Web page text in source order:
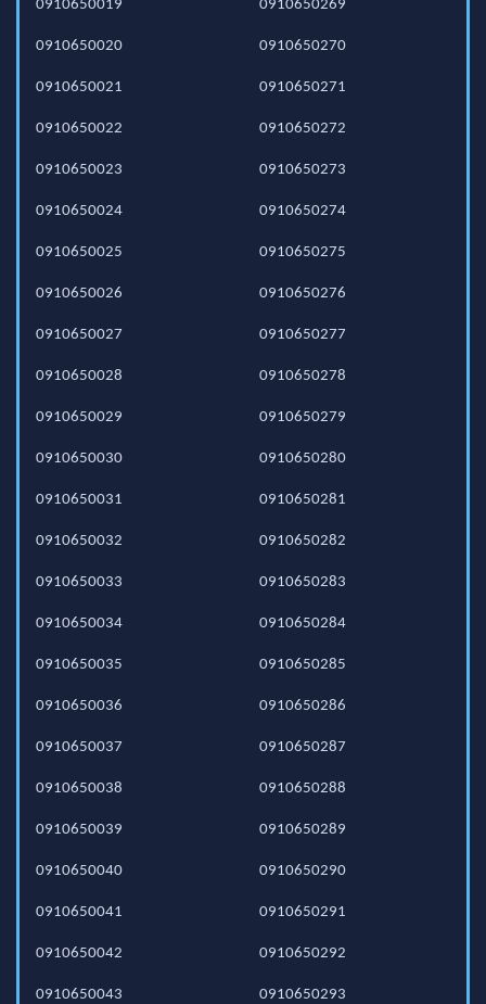
0910650019
0910650020
0910650021
0910650022
0910650023
0910650024
0910650025
0910650026
0910650027
0910650028
0910650029
0910650030
0910650031
0910650032
0910650033
0910650034
0910650035
0910650036
0910650037
0910650038
0910650039
0910650040
0910650041
0910650042
0910650043
0910650269
0910650270
0910650271
0910650272
0910650273
0910650274
0910650275
0910650276
0910650277
0910650278
0910650279
0910650280
0910650281
0910650282
0910650283
0910650284
0910650285
0910650286
0910650287
0910650288
0910650289
0910650290
0910650291
0910650292
0910650293